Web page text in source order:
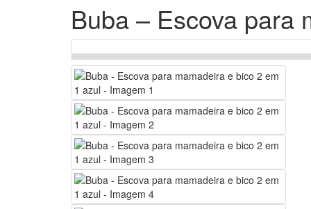
Buba – Escova para